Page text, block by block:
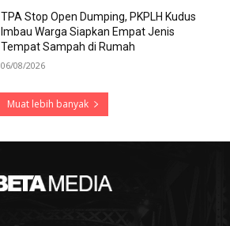
TPA Stop Open Dumping, PKPLH Kudus
Imbau Warga Siapkan Empat Jenis
Tempat Sampah di Rumah
06/08/2026
Muat lebih banyak